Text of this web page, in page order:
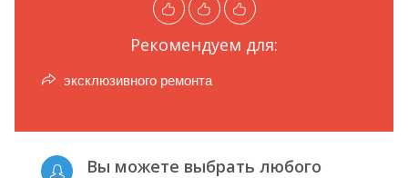
Рекомендуем для:
эксклюзивного ремонта
Вы можете выбрать любого